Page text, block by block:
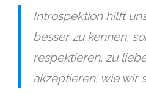
Introspektion hilft
besser zu kennen,
respektieren, zu
akzeptieren, wie wir